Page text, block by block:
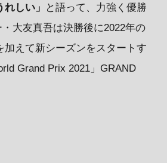
しい」
と語って、力強く優勝
大友真吾は決勝後に2022年の
加えて新シーズンをスタートす
Grand Prix 2021」GRAND